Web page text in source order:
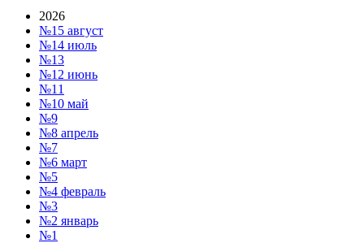
2026
№15 август
№14 июль
№13
№12 июнь
№11
№10 май
№9
№8 апрель
№7
№6 март
№5
№4 февраль
№3
№2 январь
№1